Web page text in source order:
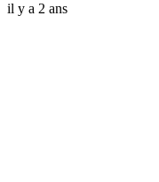
il y a 2 ans